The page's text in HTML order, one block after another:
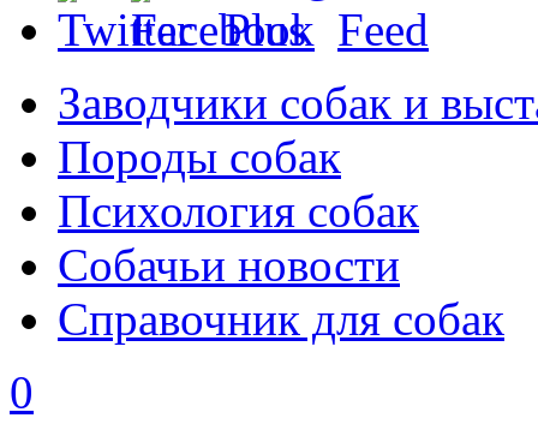
Заводчики собак и
Породы собак
Психология собак
Собачьи новости
Справочник для собак
0